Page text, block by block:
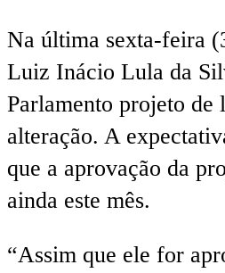
Na última sexta-feira
Luiz Inácio Lula da
Parlamento projeto de
alteração. A
que a aprovação da
ainda este mês.
“Assim que ele for